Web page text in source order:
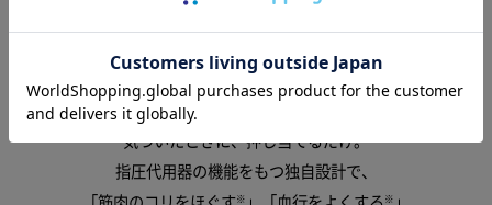
気づいたときに、押し当てるだけ。
指圧代用器の機能をもつ独自設計で、
※ ※